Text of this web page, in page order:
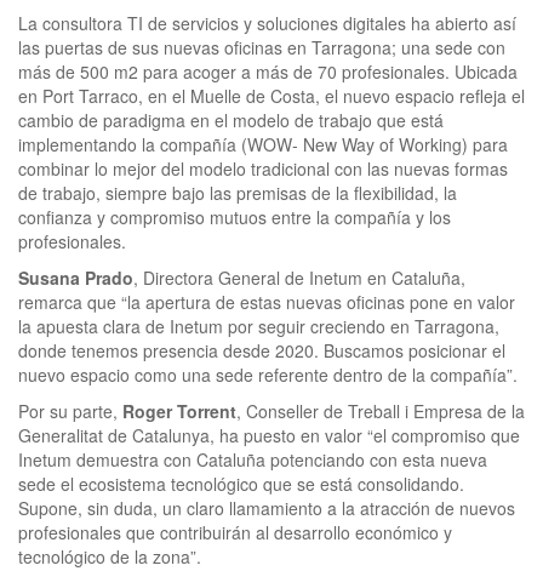
La consultora TI de servicios y soluciones digitales ha abierto así
las puertas de sus nuevas oficinas en Tarragona; una sede con
más de 500 m2 para acoger a más de 70 profesionales. Ubicada
en Port Tarraco, en el Muelle de Costa, el nuevo espacio refleja el
cambio de paradigma en el modelo de trabajo que está
implementando la compañía (WOW- New Way of Working) para
combinar lo mejor del modelo tradicional con las nuevas formas
de trabajo, siempre bajo las premisas de la flexibilidad, la
confianza y compromiso mutuos entre la compañía y los
profesionales.
Susana Prado, Directora General de Inetum en Cataluña,
remarca que “la apertura de estas nuevas oficinas pone en valor
la apuesta clara de Inetum por seguir creciendo en Tarragona,
donde tenemos presencia desde 2020. Buscamos posicionar el
nuevo espacio como una sede referente dentro de la compañía”.
Por su parte, Roger Torrent, Conseller de Treball i Empresa de la
Generalitat de Catalunya, ha puesto en valor “el compromiso que
Inetum demuestra con Cataluña potenciando con esta nueva
sede el ecosistema tecnológico que se está consolidando.
Supone, sin duda, un claro llamamiento a la atracción de nuevos
profesionales que contribuirán al desarrollo económico y
tecnológico de la zona”.